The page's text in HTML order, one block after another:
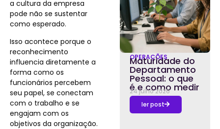
a cultura da empresa
pode não se sustentar
como esperado.
Isso acontece porque o
reconhecimento
influencia diretamente a
forma como os
funcionários percebem
seu papel, se conectam
com o trabalho e se
engajam com os
objetivos da organização.
OPERAÇÕES
Maturidade do
Departamento
Pessoal: o que
é e como medir
24 julho 2026
ler post